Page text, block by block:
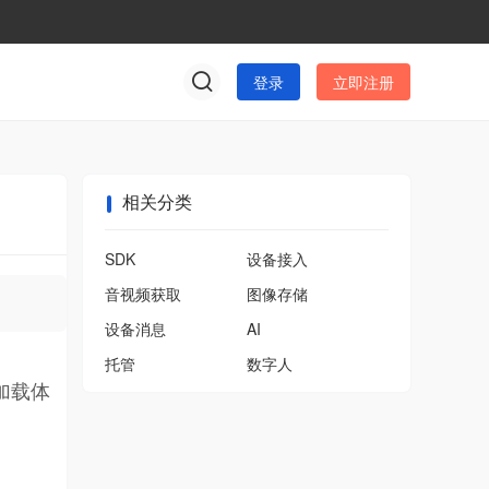
登录 立即注册
载体
相关分类
SDK
设备接入
音视频获取
图像存储
设备消息
AI
托管
数字人